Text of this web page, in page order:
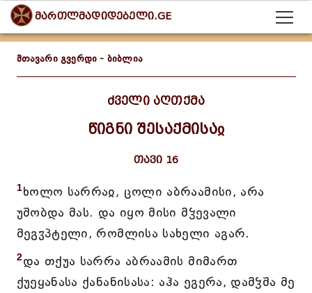
მართლმადიდებელი.GE
მთავარი გვერდი - ბიბლია
ძველი აღთქმა
წიგნი შესაქმისაჲ
თავი 16
1ხოლო სარრაჲ, ცოლი აბრაამისი, არა
უშობდა მას. და იყო მისი მჴევალი
მეგჳპტელი, რომლისა სახელი აგარ.
2და თქუა სარრა აბრაამის მიმართ
ქუეყანასა ქანანისასა: აჰა ეგერა, დამჴშა მე